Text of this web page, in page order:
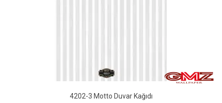
4202-3 Motto Duvar Kağıdı